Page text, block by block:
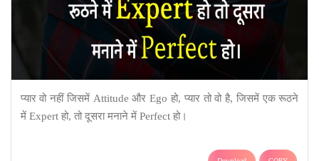
प्यार वो नहीं जिसमें Attitude और Ego हो, प्यार तो वो है, जिसमें एक रूठने
में Expert हो, तो दूसरा मनाने में Perfect हो।